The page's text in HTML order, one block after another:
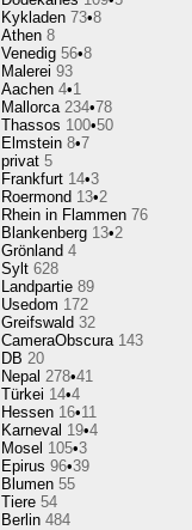
Kykladen 73•8
Athen 8
Venedig 56•8
Malerei 93
Aachen 4•1
Mallorca 234•78
Thassos 100•50
Elmstein 8•7
privat 5
Frankfurt 14•3
Roermond 13•2
Rhein in Flammen 76
Blankenberg 13•2
Grönland 4
Sylt 628
Landpartie 89
Usedom 172
Greifswald 32
CameraObscura 143
DB 20
Nepal 278•41
Türkei 14•4
Hessen 16•11
Karneval 19•4
Mosel 105•3
Epirus 96•39
Blumen 55
Tiere 54
Berlin 484